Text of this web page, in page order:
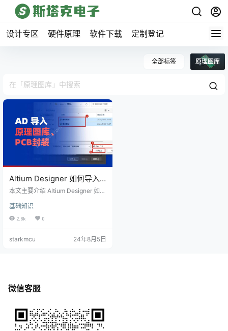
设计专区 硬件原理 软件下载 定制登记
全部标签 原理图库
Altium Designer 如何导入
原理图库与封装库？
本文主要介绍 Altium Designer 如何
Designer 中导入原理图库（Schem
atic Library）和封装库（PCB Libra
库文件 Altium Designer 封装库下载
基础知识
2.8k 0
starkmcu 24年8月5日
微信客服